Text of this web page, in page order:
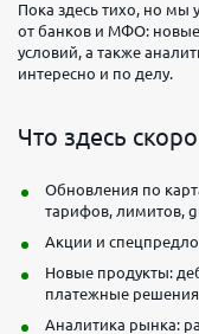
Пока здесь тихо, но мы
от банков и МФО: новые
условий, а также
интересно и по делу.
Что здесь
Обновления по
тарифов, лимитов,
Акции и
Новые продукты:
платежные
Аналитика рынка: